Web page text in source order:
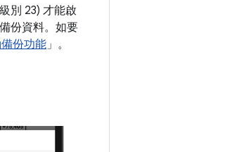
別 23) 才能啟
份資料。如要
份功能」。